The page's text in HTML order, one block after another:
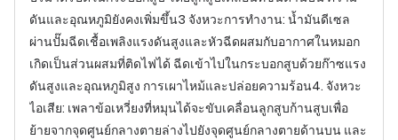
ดันและอุณหภูมิยังคงเพิ่มขึ้น3 จังหวะการทำงาน: น้ำมันดีเซล
ผ่านปั๊มฉีดเชื้อเพลิงแรงดันสูงและหัวฉีดผสมกับอากาศในหมอก
เกิดเป็นส่วนผสมที่ติดไฟได้ ฉีดเข้าไปในกระบอกสูบด้วยก๊าซแรง
ดันสูงและอุณหภูมิสูง การเผาไหม้และปล่อยความร้อน4. จังหวะ
ไอเสีย: เพลาข้อเหวี่ยงที่หมุนได้จะขับเคลื่อนลูกสูบก้านสูบเพื่อ
ย้ายจากจุดศูนย์กลางตายล่างไปยังจุดศูนย์กลางตายด้านบน และ